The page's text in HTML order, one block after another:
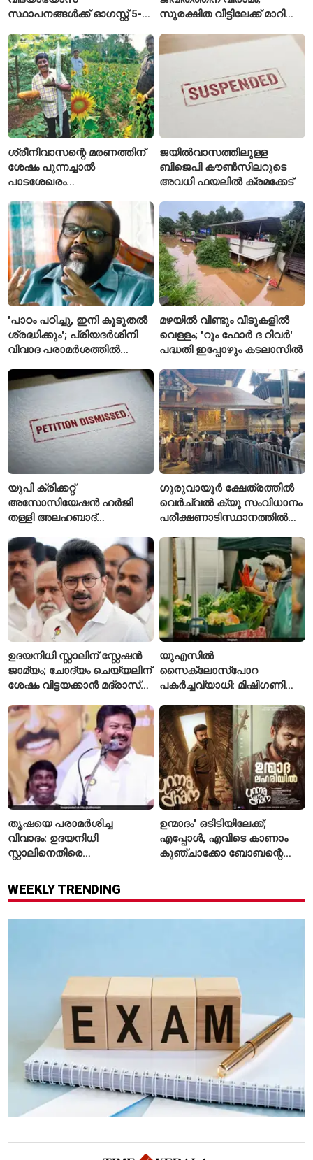
സ്ഥാപനങ്ങൾക്ക് ഓഗസ്റ്റ് 5-ന്
സുരക്ഷിത വീട്ടിലേക്ക് മാറി
ശ്രീനിവാസന്റെ മരണത്തിന്
ശേഷം പുന്നച്ചാൽ
പാടശേഖരം
കർഷകർ
ജയിൽവാസത്തിലുള്ള
ബിജെപി കൗൺസിലറുടെ
അവധി ഫയലിൽ ക്രമക്കേട്
'പാഠം പഠിച്ചു, ഇനി കൂടുതൽ
ശ്രദ്ധിക്കും'; പ്രിയദർശിനി
വിവാദ പരാമർശത്തിൽ
സി.പി. ജോൺ
മഴയിൽ വീണ്ടും വീടുകളിൽ
വെള്ളം; 'റൂം ഫോർ ദ റിവർ'
പദ്ധതി ഇപ്പോഴും കടലാസിൽ
യുപി ക്രിക്കറ്റ്
അസോസിയേഷൻ ഹർജി
തള്ളി അലഹബാദ്
ഗുരുവായൂർ ക്ഷേത്രത്തിൽ
വെർച്വൽ ക്യൂ സംവിധാനം
പരീക്ഷണാടിസ്ഥാനത്തിൽ
ഉദയനിധി സ്റ്റാലിന് സ്റ്റേഷൻ
ജാമ്യം; ചോദ്യം ചെയ്യലിന്
ശേഷം വിട്ടയക്കാൻ മദ്രാസ്
യുഎസിൽ
സൈക്ലോസ്പോറ
പകർച്ചവ്യാധി: മിഷിഗണിൽ
സ്ഥിരീകരിച്ചു
തൃഷയെ പരാമർശിച്ച
വിവാദം: ഉദയനിധി
സ്റ്റാലിനെതിരെ
എന്തെല്ലാം കുറ്റങ്ങൾ?
ഉന്മാദം' ഒടിടിയിലേക്ക്;
എപ്പോൾ, എവിടെ കാണാം
കുഞ്ചാക്കോ ബോബന്റെ
WEEKLY TRENDING